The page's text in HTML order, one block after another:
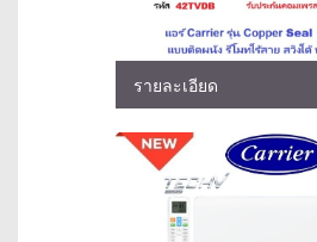
รายละเอียด